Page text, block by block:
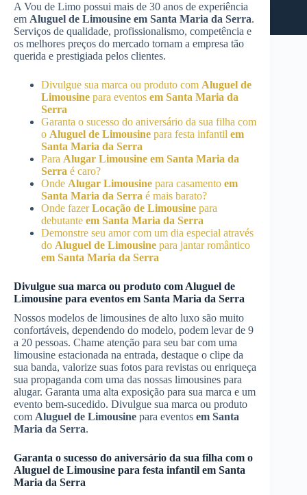
A Vou de Limo possui mais de 30 anos de experiência
em Aluguel de Limousine em Santa Maria da Serra.
Serviços de qualidade, profissionalismo, competência e
os melhores preços do mercado tornam a empresa tão
querida e prestigiada pelos clientes.
Divulgue sua marca ou produto com Aluguel de
Limousine para eventos em Santa Maria da
Serra
Garanta o sucesso do aniversário da sua filha com
o Aluguel de Limousine para festa infantil em
Santa Maria da Serra
Para Alugar Limousine em Santa Maria da
Serra é caro?
Onde Alugar Limousine para casamento em
Santa Maria da Serra é mais barato?
Onde fazerLocação de Limousine para
debutante em Santa Maria da Serra
Demonstre seu amor com um dia especial através
do Aluguel de Limousine para jantar romântico
em Santa Maria da Serra
Divulgue sua marca ou produto com Aluguel de
Limousine para eventos em Santa Maria da Serra
Nossos modelos de limousines de alto luxo são muito
confortáveis, dependendo do modelo, podem levar de 9
a 20 pessoas. Chame atenção para seu bar com uma
limousine estacionada na entrada, destaque o clipe da
sua banda, valorize suas fotos para revistas ou enriqueça
sua propaganda com uma das nossas limousines para
alugar. Garanta uma alta exposição para sua marca e um
evento bem-sucedido. Divulgue sua marca ou produto
com Aluguel de Limousine para eventos em Santa
Maria da Serra.
Garanta o sucesso do aniversário da sua filha com o
Aluguel de Limousine para festa infantil em Santa
Maria da Serra